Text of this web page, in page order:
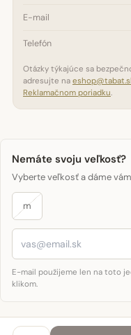
E-mail
Telefón
Otázky týkajúce sa
adresujte na
Reklamačnom poriadku.
Nemáte svoju veľkosť?
Vyberte veľkosť a dáme
m
E-mail použijeme len na toto
klikom.